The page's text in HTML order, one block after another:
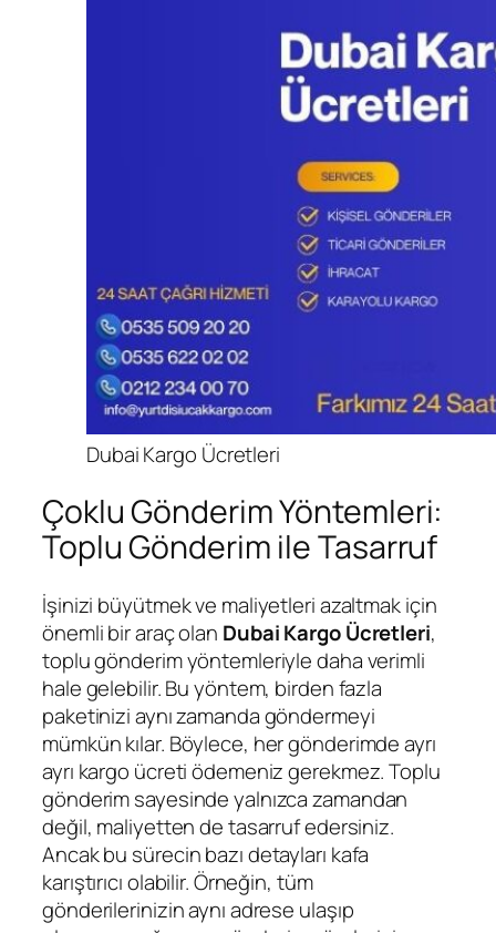
Dubai Kargo Ücretleri
Çoklu Gönderim Yöntemleri:
Toplu Gönderim ile Tasarruf
İşinizi büyütmek ve maliyetleri azaltmak için
önemli bir araç olan Dubai Kargo Ücretleri,
toplu gönderim yöntemleriyle daha verimli
hale gelebilir. Bu yöntem, birden fazla
paketinizi aynı zamanda göndermeyi
mümkün kılar. Böylece, her gönderimde ayrı
ayrı kargo ücreti ödemeniz gerekmez. Toplu
gönderim sayesinde yalnızca zamandan
değil, maliyetten de tasarruf edersiniz.
Ancak bu sürecin bazı detayları kafa
karıştırıcı olabilir. Örneğin, tüm
gönderilerinizin aynı adrese ulaşıp